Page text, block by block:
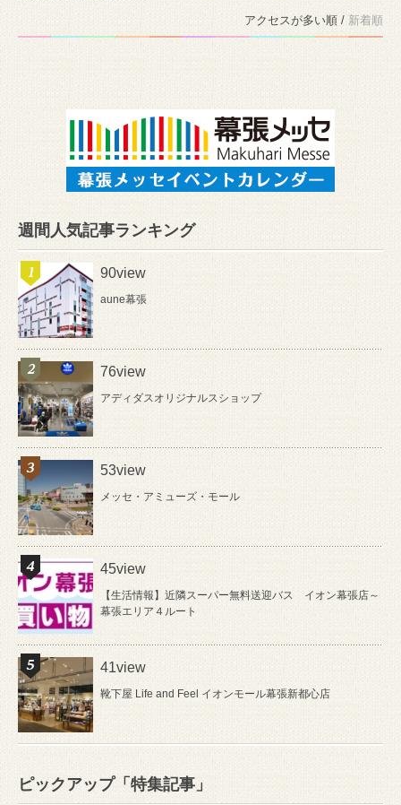
アクセスが多い順 / 新着順
週間人気記事ランキング
90view
aune幕張
76view
アディダスオリジナルスショップ
53view
メッセ・アミューズ・モール
45view
【生活情報】近隣スーパー無料送迎バス イオン幕張店～
幕張エリア４ルート
41view
靴下屋 Life and Feel イオンモール幕張新都心店
ピックアップ「特集記事」